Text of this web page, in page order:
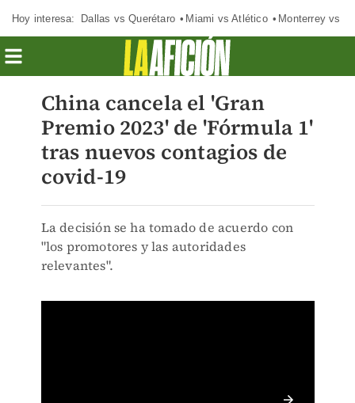
Hoy interesa: Dallas vs Querétaro Miami vs Atlético Monterrey vs
China cancela el 'Gran
Premio 2023' de 'Fórmula 1'
tras nuevos contagios de
covid-19
La decisión se ha tomado de acuerdo con
"los promotores y las autoridades
relevantes".